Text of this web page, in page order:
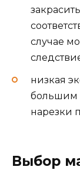
случае
низкая
большим
нарезки
Выбор